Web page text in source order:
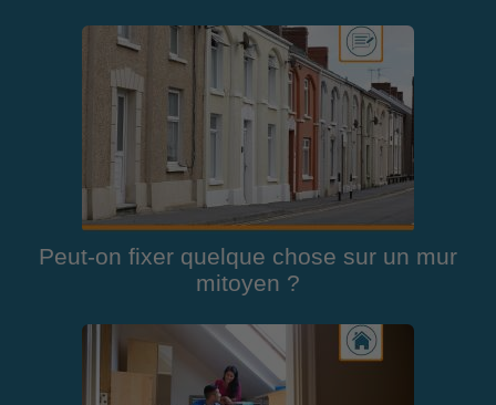
Peut-on fixer quelque chose sur un mur
mitoyen ?